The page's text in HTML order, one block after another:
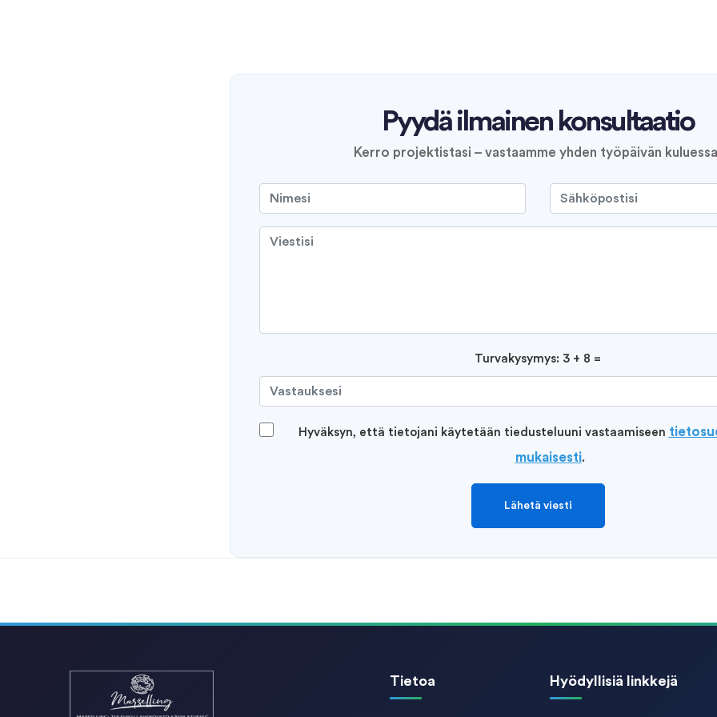
Pyydä ilmainen konsultaatio
Kerro projektistasi – vastaamme yhden työpäivän
Turvakysymys: 3 + 8 =
Hyväksyn, että tietojani käytetään tiedusteluuni vastaamiseen
mukaisesti.
Lähetä viesti
Tietoa Hyödyllisiä linkkejä